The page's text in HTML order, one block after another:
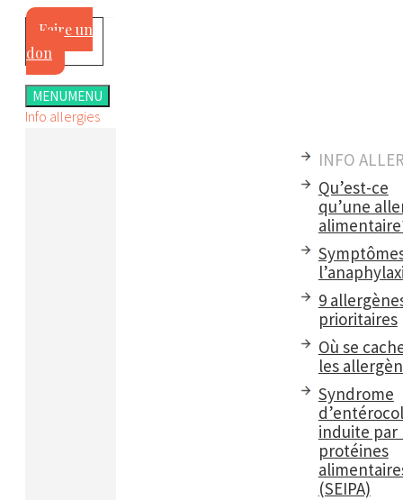
Faire un
don
MENUMENU
Info allergies
INFO
Qu’est-ce
qu’une
9
prioritaires
Où se
les
Syndrome
induite par
protéines
(SEIPA)